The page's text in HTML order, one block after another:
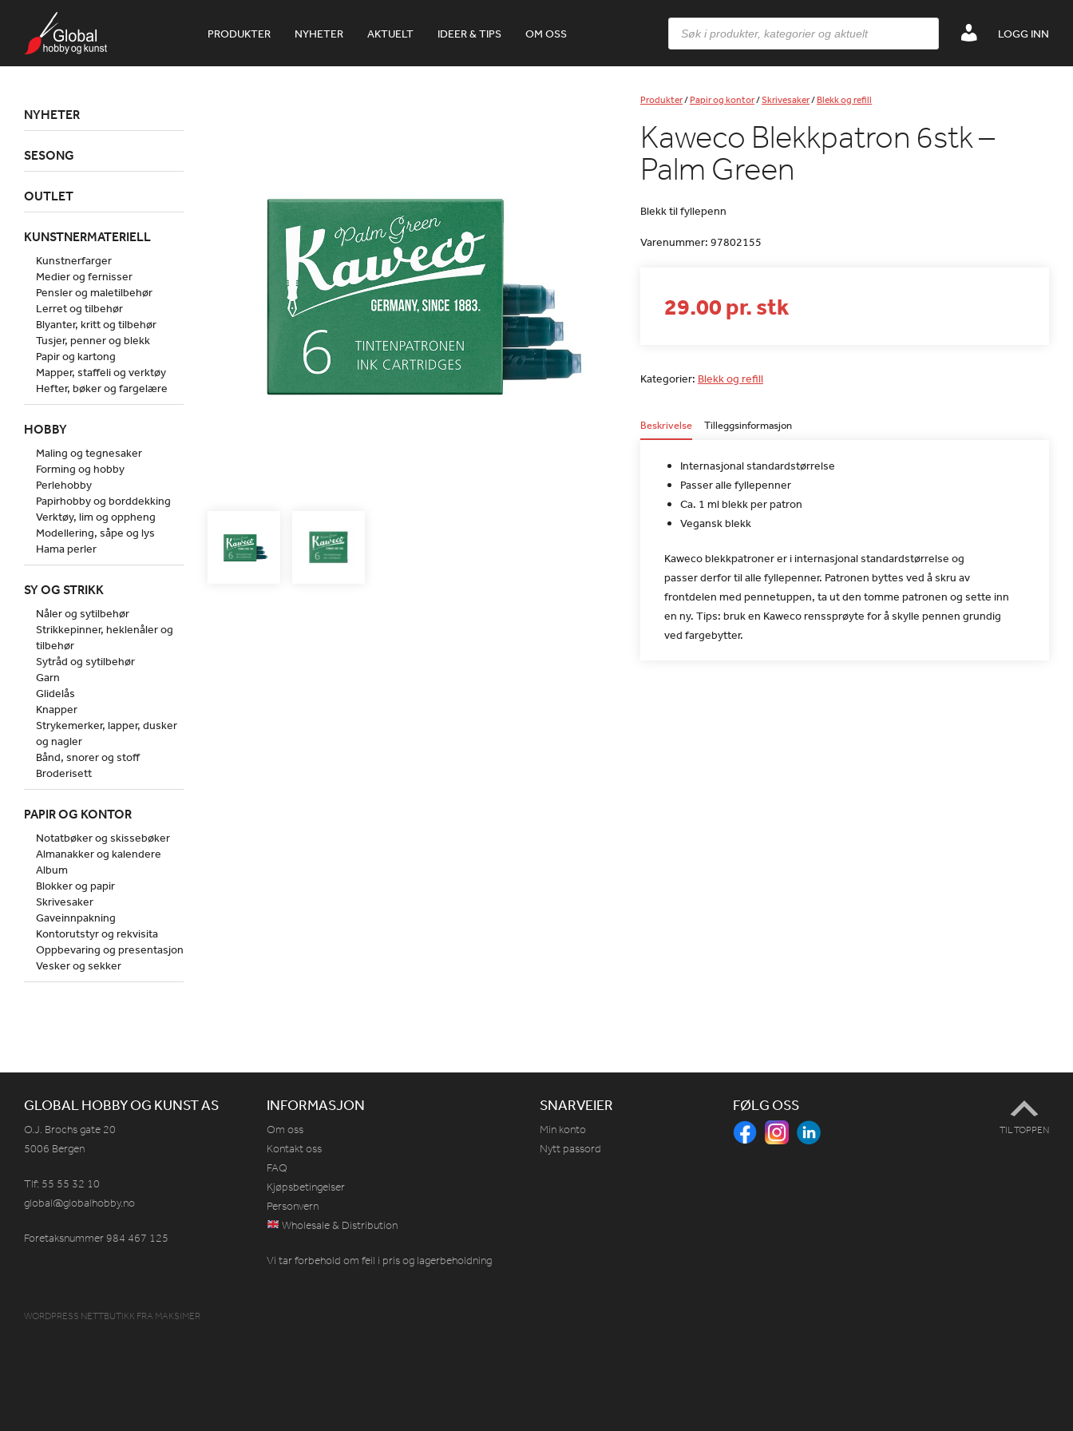
PRODUKTER NYHETER AKTUELT IDEER & TIPS OM OSS LOGG INN
Products
search
Produkter/Papir og kontor/Skrivesaker/Blekk og refill
Kaweco Blekkpatron 6stk –
Palm Green
Blekk til fyllepenn
Varenummer: 97802155
29.00 pr. stk
Kategorier: Blekk og refill
Beskrivelse Tilleggsinformasjon
Internasjonal standardstørrelse
Passer alle fyllepenner
Ca. 1 ml blekk per patron
Vegansk blekk
Kaweco blekkpatroner er i internasjonal standardstørrelse og
passer derfor til alle fyllepenner. Patronen byttes ved å skru av
frontdelen med pennetuppen, ta ut den tomme patronen og sette inn
en ny. Tips: bruk en Kaweco renssprøyte for å skylle pennen grundig
ved fargebytter.
NYHETER
SESONG
OUTLET
KUNSTNERMATERIELL
Kunstnerfarger
Medier og fernisser
Pensler og maletilbehør
Lerret og tilbehør
Blyanter, kritt og tilbehør
Tusjer, penner og blekk
Papir og kartong
Mapper, staffeli og verktøy
Hefter, bøker og fargelære
HOBBY
Maling og tegnesaker
Forming og hobby
Perlehobby
Papirhobby og borddekking
Verktøy, lim og oppheng
Modellering, såpe og lys
Hama perler
SY OG STRIKK
Nåler og sytilbehør
Strikkepinner, heklenåler og
tilbehør
Sytråd og sytilbehør
Garn
Glidelås
Knapper
Strykemerker, lapper, dusker
og nagler
Bånd, snorer og stoff
Broderisett
PAPIR OG KONTOR
Notatbøker og skissebøker
Almanakker og kalendere
Album
Blokker og papir
Skrivesaker
Gaveinnpakning
Kontorutstyr og rekvisita
Oppbevaring og presentasjon
Vesker og sekker
GLOBAL HOBBY OG KUNST AS
O.J. Brochs gate 20
5006 Bergen
Tlf: 55 55 32 10
global@globalhobby.no
Foretaksnummer 984 467 125
INFORMASJON
Om oss
Kontakt oss
FAQ
Kjøpsbetingelser
Personvern
Wholesale & Distribution
Vi tar forbehold om feil i pris og lagerbeholdning
SNARVEIER
Min konto
Nytt passord
FØLG OSS
TIL TOPPEN
WORDPRESS NETTBUTIKK FRA MAKSIMER